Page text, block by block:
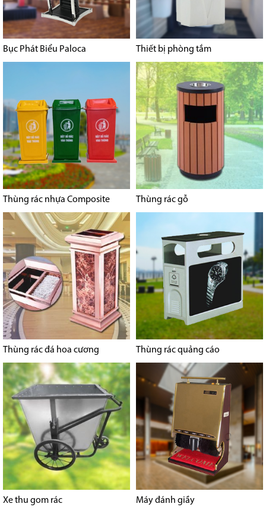
Bục Phát Biểu Paloca Thiết bị phòng tắm
Thùng rác nhựa Composite Thùng rác gỗ
Thùng rác đá hoa cương Thùng rác quảng cáo
Xe thu gom rác Máy đánh giầy